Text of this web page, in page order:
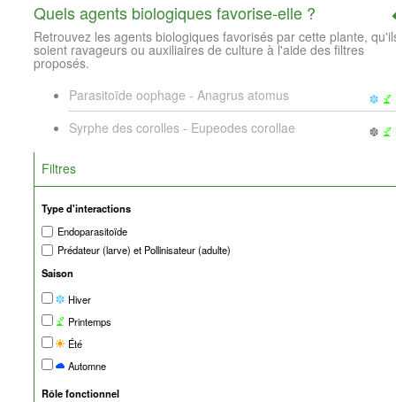
Quels agents biologiques favorise-elle ?
Retrouvez les agents biologiques favorisés par cette plante,
soient ravageurs ou auxiliaires de culture à l'aide des filtres
proposés.
Parasitoïde oophage - Anagrus atomus
Syrphe des corolles - Eupeodes corollae
Filtres
Type d'interactions
Endoparasitoïde
Prédateur (larve) et Pollinisateur (adulte)
Saison
Hiver
Printemps
Été
Automne
Rôle fonctionnel